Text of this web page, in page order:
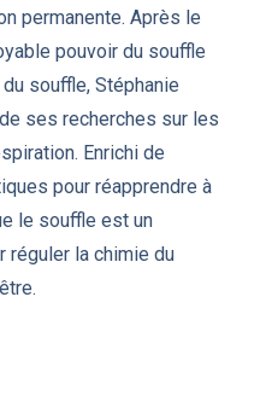
permanente. Après le
pouvoir du souffle
souffle, Stéphanie
ses recherches sur les
Enrichi de
pour réapprendre à
le souffle est un
réguler la chimie du